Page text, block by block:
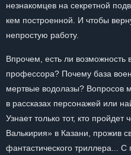
незнакомцев на секретной
кем построенной. И чтобы
непростую работу.
Впрочем, есть ли возможность
профессора? Почему база
мертвые водолазы? Вопросов
в рассказах персонажей или
Узнает только тот, кто пройдет
Валькирия» в Казани, прожив
фантастического триллера...